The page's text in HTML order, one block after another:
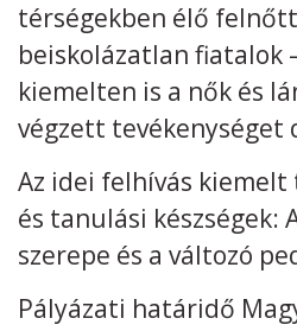
Kövess minket
Adatkezelési tájékoztató
RSS
térségekben élő
beiskolázatlan fiatalok
kiemelten is a nők és
végzett tevékenységet
Az idei felhívás kiemelt
és tanulási készségek:
szerepe és a változó
Pályázati határidő